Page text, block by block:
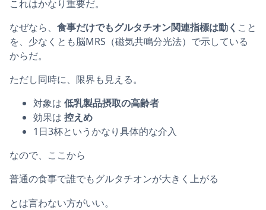
これはかなり重要だ。
なぜなら、 食事だけでもグルタチオン関連指標は動く こと
を、少なくとも脳MRS（磁気共鳴分光法）で示している
からだ。
ただし同時に、限界も見える。
対象は 低乳製品摂取の高齢者
効果は 控えめ
1日3杯というかなり具体的な介入
なので、ここから
普通の食事で誰でもグルタチオンが大きく上がる
とは言わない方がいい。